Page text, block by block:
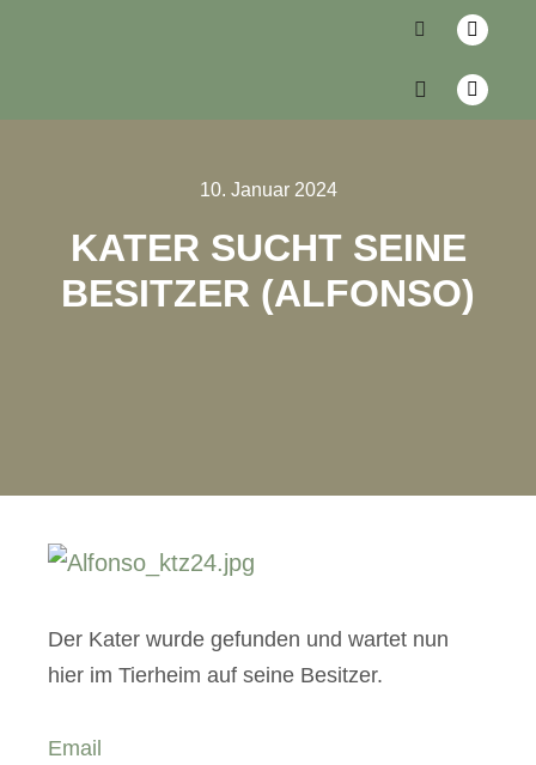
10. Januar 2024
KATER SUCHT SEINE
BESITZER (ALFONSO)
Der Kater wurde gefunden und wartet nun
hier im Tierheim auf seine Besitzer.
Email